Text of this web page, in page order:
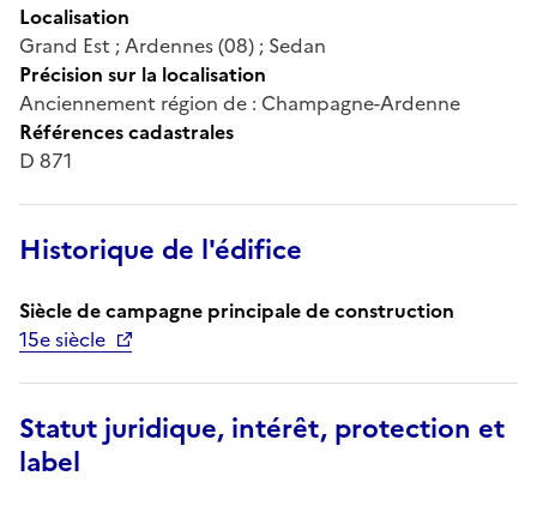
Localisation
Grand Est ; Ardennes (08) ; Sedan
Précision sur la localisation
Anciennement région de : Champagne-Ardenne
Références cadastrales
D 871
Historique de l'édifice
Siècle de campagne principale de construction
15e siècle
Statut juridique, intérêt, protection et
label